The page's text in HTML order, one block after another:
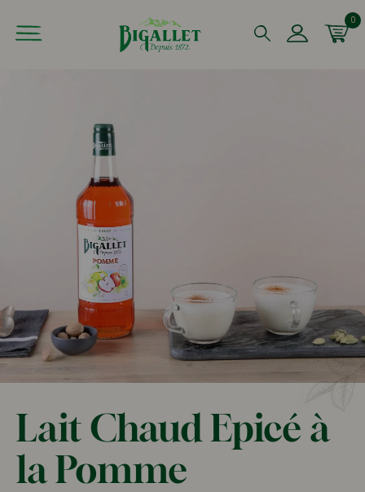
Que recherchez-vous ?
0
Lait Chaud Epicé à
la Pomme